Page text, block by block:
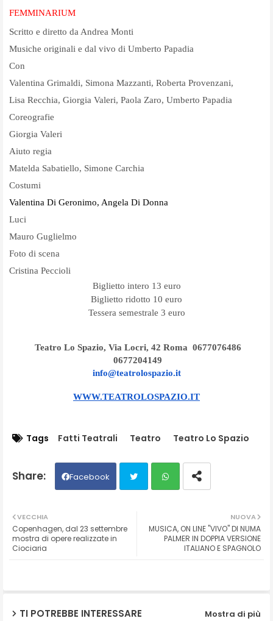
FEMMINARIUM
Scritto e diretto da Andrea Monti
Musiche originali e dal vivo di Umberto Papadia
Con
Valentina Grimaldi, Simona Mazzanti, Roberta Provenzani,
Lisa Recchia, Giorgia Valeri, Paola Zaro, Umberto Papadia
Coreografie
Giorgia Valeri
Aiuto regia
Matelda Sabatiello, Simone Carchia
Costumi
Valentina Di Geronimo, Angela Di Donna
Luci
Mauro Guglielmo
Foto di scena
Cristina Peccioli
Biglietto intero 13 euro
Biglietto ridotto 10 euro
Tessera semestrale 3 euro
Teatro Lo Spazio, Via Locri, 42 Roma 0677076486
0677204149
info@teatrolospazio.it
WWW.TEATROLOSPAZIO.IT
Tags Fatti Teatrali Teatro Teatro Lo Spazio
Facebook
ats
NUOVA
MUSICA, ON LINE "VIVO" DI NUMA
PALMER IN DOPPIA VERSIONE
ITALIANO E SPAGNOLO
VECCHIA
Copenhagen, dal 23 settembre
mostra di opere realizzate in
Ciociaria
TI POTREBBE INTERESSARE Mostra di più